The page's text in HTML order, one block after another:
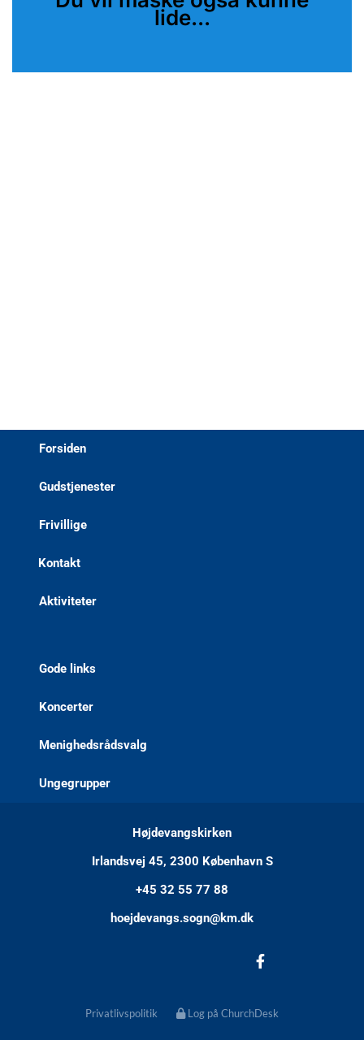
lide...
Forsiden
Gudstjenester
Frivillige
Kontakt
Aktiviteter
Gode links
Koncerter
Menighedsrådsvalg
Ungegrupper
Højdevangskirken
Irlandsvej 45, 2300 København S
+45 32 55 77 88
hoejdevangs.sogn@km.dk
Privatlivspolitik Log på ChurchDesk